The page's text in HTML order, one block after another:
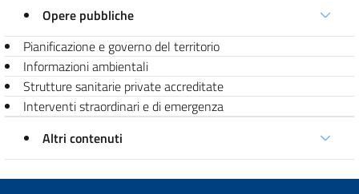
Opere pubbliche
Pianificazione e governo del territorio
Informazioni ambientali
Strutture sanitarie private accreditate
Interventi straordinari e di emergenza
Altri contenuti